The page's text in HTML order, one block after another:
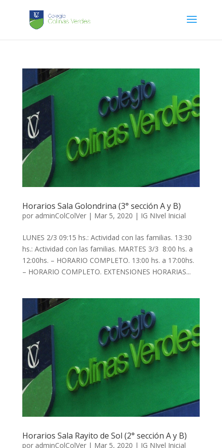
Horarios Sala Golondrina (3° sección A y B)
por adminColColVer| Mar 5, 2020 | IG NIvel Inicial
LUNES 2/3 09:15 hs.: Actividad con las familias. 13:30
hs.: Actividad con las familias. MARTES 3/3 8:00 hs. a
12:00hs. – HORARIO COMPLETO. 13:00 hs. a 17:00hs.
– HORARIO COMPLETO. EXTENSIONES HORARIAS...
Horarios Sala Rayito de Sol (2° sección A y B)
por adminColColVer| Mar 5, 2020 | IG NIvel Inicial